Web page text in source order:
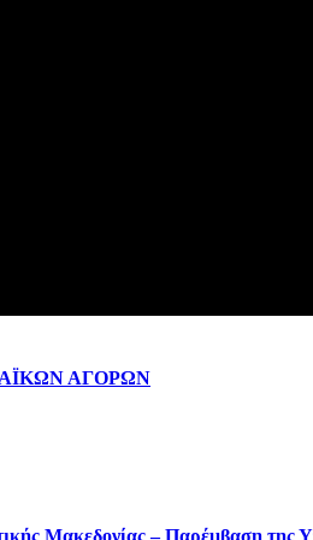
ΑΓΟΡΩΝ
Μακεδονίας – Παρέμβαση